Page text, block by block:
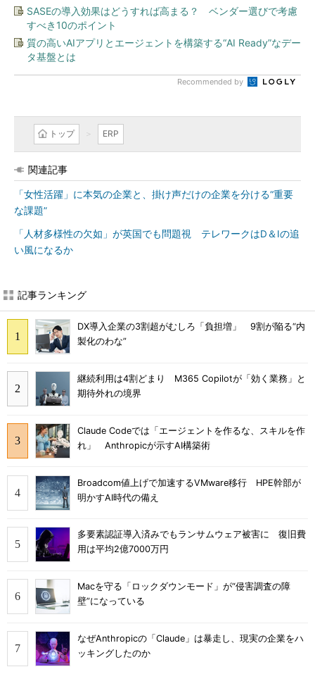
SASEの導入効果はどうすれば高まる？ ベンダー選びで考慮
すべき10のポイント
質の高いAIアプリとエージェントを構築する“AI Ready”なデー
タ基盤とは
Recommended by
トップ ERP
関連記事
「女性活躍」に本気の企業と、掛け声だけの企業を分ける“重要
な課題”
「人材多様性の欠如」が英国でも問題視 テレワークはD＆Iの追
い風になるか
記事ランキング
DX導入企業の3割超がむしろ「負担増」 9割が陥る“内
製化のわな”
継続利用は4割どまり M365 Copilotが「効く業務」と
期待外れの境界
Claude Codeでは「エージェントを作るな、スキルを作
れ」 Anthropicが示すAI構築術
Broadcom値上げで加速するVMware移行 HPE幹部が
明かすAI時代の備え
多要素認証導入済みでもランサムウェア被害に 復旧費
用は平均2億7000万円
Macを守る「ロックダウンモード」が“侵害調査の障
壁”になっている
なぜAnthropicの「Claude」は暴走し、現実の企業をハ
ッキングしたのか